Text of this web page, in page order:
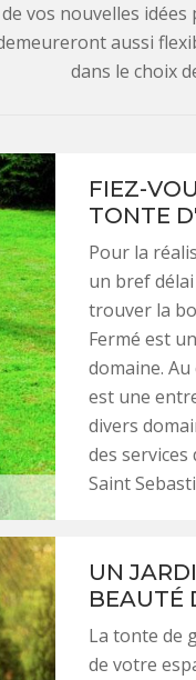
vos nouvelles
aussi
dans le choix
FIEZ-
TONTE
Pour la
un bref
trouver la
Fermé est
domaine.
est une
divers
des services
Saint
UN
BEAUTÉ
La tonte de
de votre